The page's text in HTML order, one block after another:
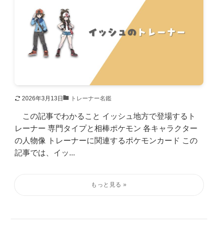
2026年3月13日 トレーナー名鑑
この記事でわかること イッシュ地方で登場するト
レーナー 専門タイプと相棒ポケモン 各キャラクター
の人物像 トレーナーに関連するポケモンカード この
記事では、イッ...